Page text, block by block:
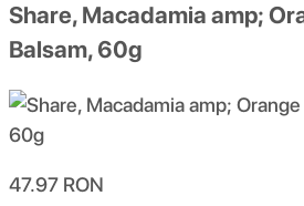
Share, Macadamia amp;
Balsam, 60g
47.97 RON